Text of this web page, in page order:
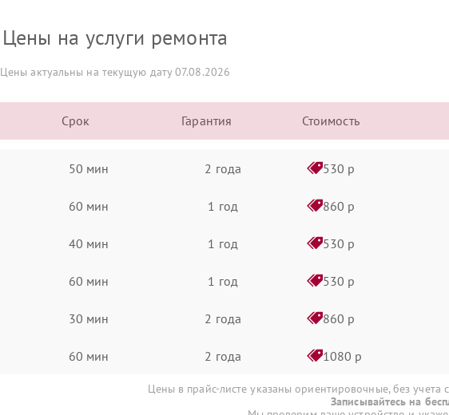
Цены на услуги ремонта
Цены актуальны на текущую дату 07.08.2026
Срок Гарантия Стоимость
50 мин 2 года 530 р
60 мин 1 год 860 р
40 мин 1 год 530 р
60 мин 1 год 530 р
30 мин 2 года 860 р
60 мин 2 года 1080 р
Цены в прайс-листе указаны ориентировочные, без учета
Записывайтесь на